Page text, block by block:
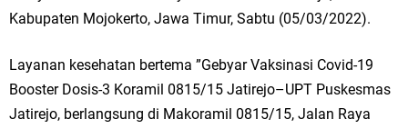
Ruwatan Malam Satu Suro di Dusun Kedungsekar Lor, Tradisi Luhur
yang Terus Istiqomah
Kabupaten Mojokerto, Jawa Timur, Sabtu (05/03/2022).
Layanan kesehatan bertema ”Gebyar Vaksinasi Covid-19
Booster Dosis-3 Koramil 0815/15 Jatirejo–UPT Puskesmas
Jatirejo, berlangsung di Makoramil 0815/15, Jalan Raya